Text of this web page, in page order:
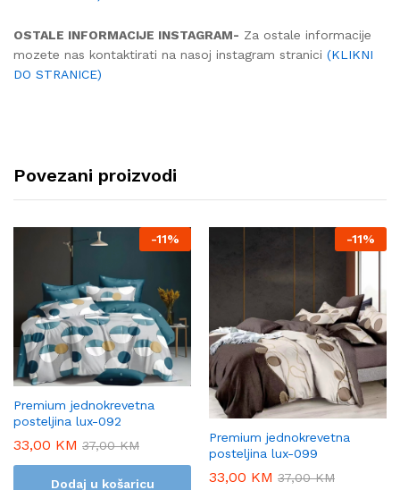
OSTALE INFORMACIJE INSTAGRAM- Za ostale informacije
mozete nas kontaktirati na nasoj instagram stranici (KLIKNI
DO STRANICE)
Povezani proizvodi
-11%
Premium jednokrevetna
posteljina lux-092
33,00 KM 37,00KM
Dodaj u košaricu
-11%
Premium jednokrevetna
posteljina lux-099
33,00 KM 37,00KM